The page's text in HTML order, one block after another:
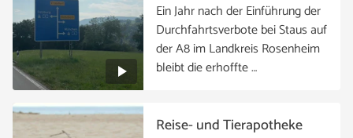
Ein Jahr nach der Einführung der
Durchfahrtsverbote bei Staus auf
der A8 im Landkreis Rosenheim
bleibt die erhoffte …
Reise- und Tierapotheke